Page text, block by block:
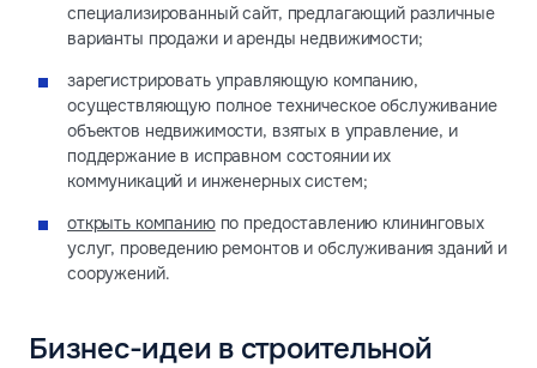
специализированный сайт, предлагающий различные
варианты продажи и аренды недвижимости;
зарегистрировать управляющую компанию,
осуществляющую полное техническое обслуживание
объектов недвижимости, взятых в управление, и
поддержание в исправном состоянии их
коммуникаций и инженерных систем;
открыть компаниюпо предоставлению клининговых
услуг, проведению ремонтов и обслуживания зданий и
сооружений.
Бизнес-идеи в строительной